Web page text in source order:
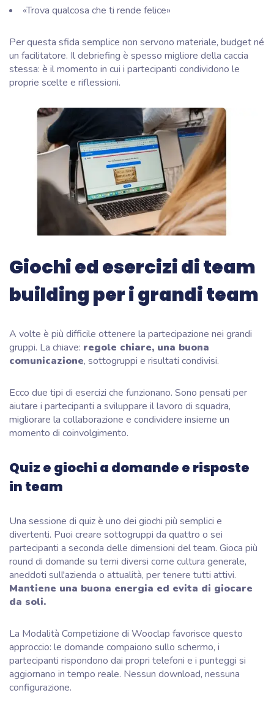
«Trova qualcosa che ti rende felice»
Per questa sfida semplice non servono materiale, budget né
un facilitatore. Il debriefing è spesso migliore della caccia
stessa: è il momento in cui i partecipanti condividono le
proprie scelte e riflessioni.
Giochi ed esercizi di team
building per i grandi team
A volte è più difficile ottenere la partecipazione nei grandi
gruppi. La chiave: regole chiare, una buona
comunicazione, sottogruppi e risultati condivisi.
Ecco due tipi di esercizi che funzionano. Sono pensati per
aiutare i partecipanti a sviluppare il lavoro di squadra,
migliorare la collaborazione e condividere insieme un
momento di coinvolgimento.
Quiz e giochi a domande e risposte
in team
Una sessione di quiz è uno dei giochi più semplici e
divertenti. Puoi creare sottogruppi da quattro o sei
partecipanti a seconda delle dimensioni del team. Gioca più
round di domande su temi diversi come cultura generale,
aneddoti sull'azienda o attualità, per tenere tutti attivi.
Mantiene una buona energia ed evita di giocare
da soli.
La Modalità Competizione di Wooclap favorisce questo
approccio: le domande compaiono sullo schermo, i
partecipanti rispondono dai propri telefoni e i punteggi si
aggiornano in tempo reale. Nessun download, nessuna
configurazione.